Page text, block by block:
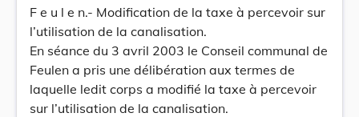
F e u l e n.- Modification de la taxe à percevoir sur
l’utilisation de la canalisation.
En séance du 3 avril 2003 le Conseil communal de
Feulen a pris une délibération aux termes de
laquelle ledit corps a modifié la taxe à percevoir
sur l’utilisation de la canalisation.